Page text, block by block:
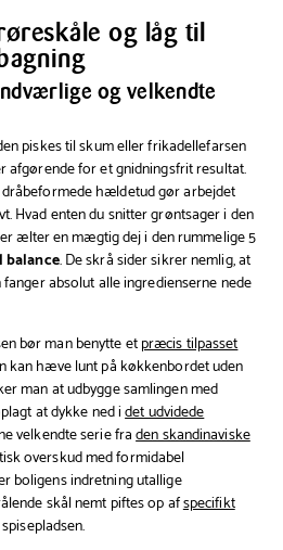
og låg til
og velkendte
piskes til skum eller frikadellefarsen
afgørende for et gnidningsfrit resultat.
hældetud gør arbejdet
Hvad enten du snitter grøntsager i den
ælter en mægtig dej i den rummelige 5
balance. De skrå sider sikrer nemlig, at
absolut alle ingredienserne nede
bør man benytte etpræcis tilpasset
kan hæve lunt på køkkenbordet uden
man at udbygge samlingen med
at dykke ned idet udvidede
velkendte serie fraden skandinaviske
overskud med formidabel
boligens indretning utallige
skål nemt piftes op afspecifikt